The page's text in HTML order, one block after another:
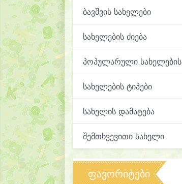
ბავშვის სახელები
სახელების ძიება
პოპულარული სახელების
სახელების ტიპები
სახელის დამატება
შემთხვევითი სახელი
ფავორიტები